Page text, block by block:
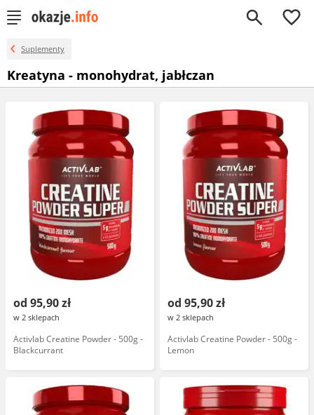
0
Suplementy
Kreatyna - monohydrat, jabłczan
od 95,90 zł
w 2 sklepach
Activlab Creatine Powder - 500g -
Blackcurrant
od 95,90 zł
w 2 sklepach
Activlab Creatine Powder - 500g -
Lemon